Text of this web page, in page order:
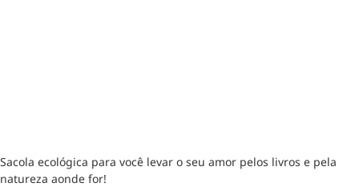
Sacola ecológica para você levar o seu amor pelos livros e pela
natureza aonde for!